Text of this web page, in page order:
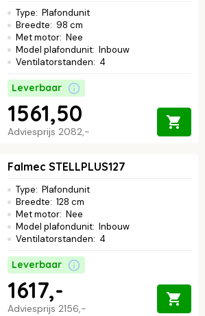
Type: Plafondunit
Breedte: 98 cm
Met motor: Nee
Model plafondunit: Inbouw
Ventilatorstanden: 4
Leverbaar
Adviesprijs 2082,-
1561,50
Falmec STELLPLUS127
Type: Plafondunit
Breedte: 128 cm
Met motor: Nee
Model plafondunit: Inbouw
Ventilatorstanden: 4
Leverbaar
Adviesprijs 2156,-
1617,-